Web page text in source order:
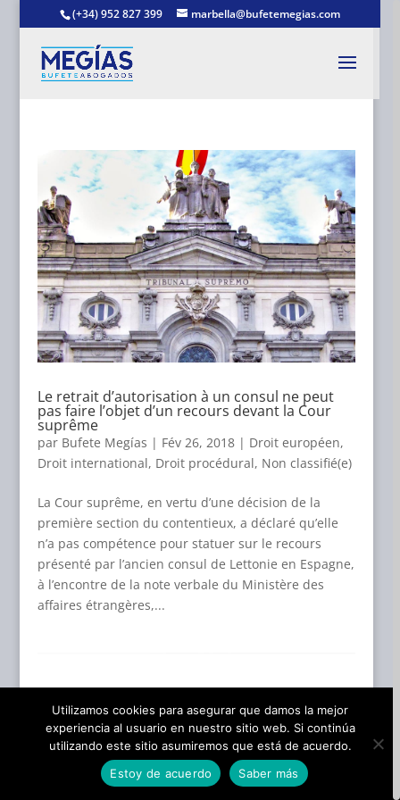
(+34) 952 827 399 marbella@bufetemegias.com
Le retrait d’autorisation à un consul ne peut
pas faire l’objet d’un recours devant la Cour
suprême
par Bufete Megías | Fév 26, 2018| Droit européen,
Droit international, Droit procédural, Non classifié(e)
La Cour suprême, en vertu d’une décision de la
première section du contentieux, a déclaré qu’elle
n’a pas compétence pour statuer sur le recours
présenté par l’ancien consul de Lettonie en Espagne,
à l’encontre de la note verbale du Ministère des
affaires étrangères,...
Utilizamos cookies para asegurar que damos la mejor
experiencia al usuario en nuestro sitio web. Si continúa
utilizando este sitio asumiremos que está de acuerdo.
Estoy de acuerdo
Saber más